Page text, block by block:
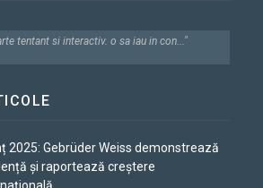
tentant si interactiv. o sa iau in con..."
2025: Gebrüder Weiss demonstrează
și raportează creștere